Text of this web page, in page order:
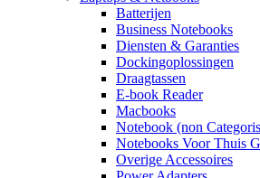
Batterijen
Business Notebooks
Diensten & Garanties
Dockingoplossingen
Draagtassen
E-book Reader
Macbooks
Notebook (non
Notebooks Voor Thuis
Overige Accessoires